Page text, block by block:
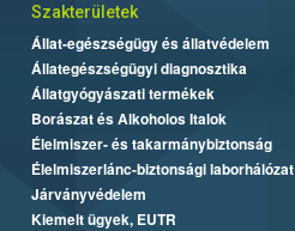
Szakterületek
Állat-egészségügy és állatvédelem
Állategészségügyi diagnosztika
Állatgyógyászati termékek
Borászat és Alkoholos Italok
Élelmiszer- és takarmánybiztonság
Élelmiszerlánc-biztonsági laborhálózat
Járványvédelem
Kiemelt ügyek, EUTR